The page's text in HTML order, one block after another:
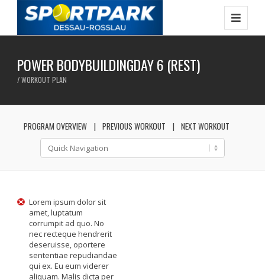
POWER BODYBUILDINGDAY 6 (REST)
/ WORKOUT PLAN
PROGRAM OVERVIEW PREVIOUS WORKOUT NEXT WORKOUT
Lorem ipsum dolor sit
amet, luptatum
corrumpit ad quo. No
nec recteque hendrerit
deseruisse, oportere
sententiae repudiandae
qui ex. Eu eum viderer
aliquam. Malis dicta per